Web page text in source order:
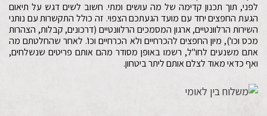
לפני, תוך תכנון קדימה של מה עושים ומתי. חשוב לשים דגש על תיאום
הגעת החפצים יחד עם מועד הגעתכם הצפוי. זה כולל התקשרות עם נותני
השירות הרלוונטיים, ארגון המסמכים הרלוונטיים (דרכונים, קבלות, הצהרות
מכס וכו'), מיון החפצים להכרחיים ולא הכרחיים וכו'. לאחר שהחלטתם מה
אתם משנעים לחו"ל, רשמו באופן מסודר מהם אותם פריטים שנשלחים,
ואף כדאי מאוד לצלם אותם ליתר ביטחון.